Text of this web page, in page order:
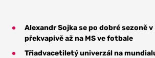
Alexandr Sojka se po dobré sezoně
překvapivě až na MS ve fotbale
Třiadvacetiletý univerzál na